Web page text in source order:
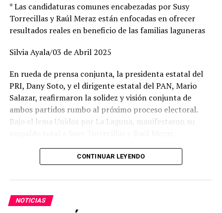
* Las candidaturas comunes encabezadas por Susy
Torrecillas y Raúl Meraz están enfocadas en ofrecer
resultados reales en beneficio de las familias laguneras
Silvia Ayala/03 de Abril 2025
En rueda de prensa conjunta, la presidenta estatal del
PRI, Dany Soto, y el dirigente estatal del PAN, Mario
Salazar, reafirmaron la solidez y visión conjunta de
ambos partidos rumbo al próximo proceso electoral.
Bajo el lema Unidos por La Laguna, manifestaron su
Gómez Palacio, respectivamente, a quienes describieron
como perfiles con preparación, experiencia y profundo
arraigo en sus comunidades.
Dany Soto aseguró que la alianza entre PRI y PAN no
CONTINUAR LEYENDO
NOTICIAS